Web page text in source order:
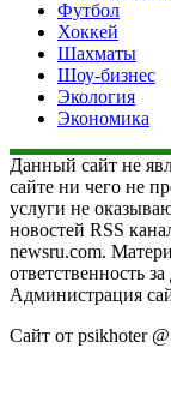
Футбол
Хоккей
Шахматы
Шоу-бизнес
Экология
Экономика
Данный сайт не
сайте ни чего не
услуги не
новостей RSS
newsru.com.
ответственность
Администрация
Сайт от psikhoter